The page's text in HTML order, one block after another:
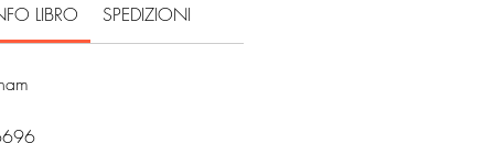
LIBRO SPEDIZIONI